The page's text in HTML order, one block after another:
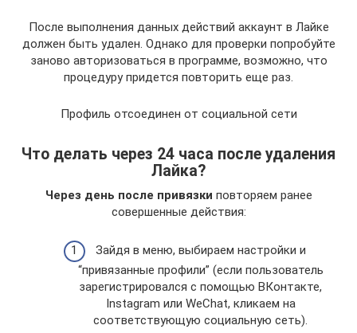
После выполнения данных действий аккаунт в Лайке
должен быть удален. Однако для проверки попробуйте
заново авторизоваться в программе, возможно, что
процедуру придется повторить еще раз.
Профиль отсоединен от социальной сети
Что делать через 24 часа после удаления
Лайка?
Через день после привязки повторяем ранее
совершенные действия:
Зайдя в меню, выбираем настройки и
“привязанные профили” (если пользователь
зарегистрировался с помощью ВКонтакте,
Instagram или WeChat, кликаем на
соответствующую социальную сеть).